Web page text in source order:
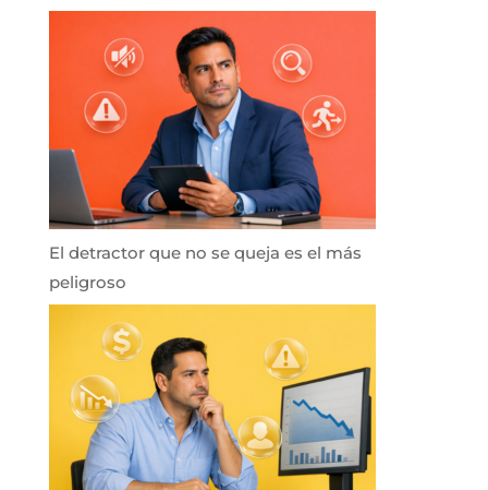
El detractor que no se queja es el más
peligroso